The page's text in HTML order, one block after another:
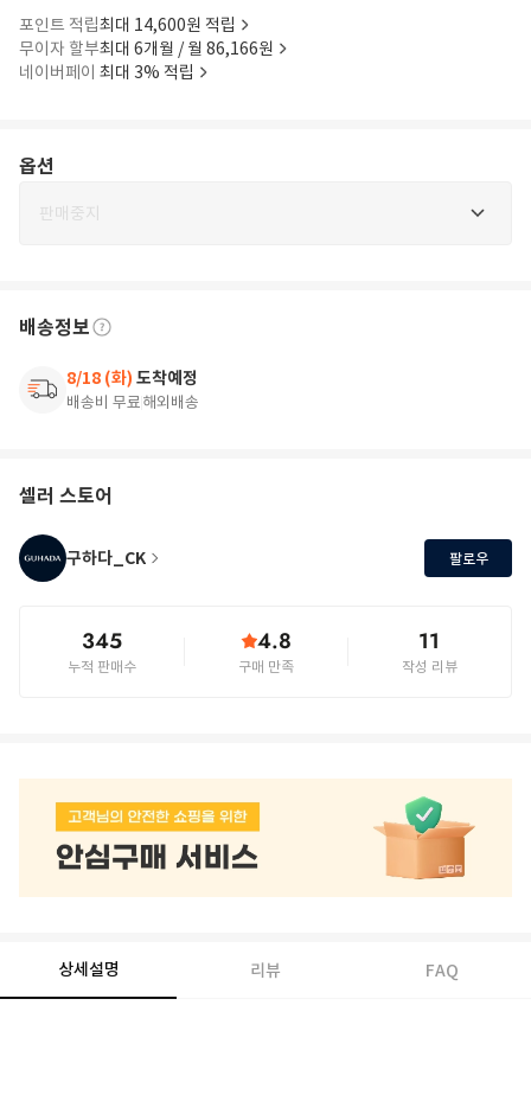
포인트 적립최대 14,600원 적립
무이자 할부최대 6개월 / 월 86,166원
네이버페이 최대 3% 적립
옵션
판매중지
배송정보
8/18 (화) 도착예정
배송비 무료해외배송
셀러 스토어
구하다_CK 팔로우
345
누적 판매수
4.8
구매 만족
11
작성 리뷰
상세설명 리뷰 FAQ